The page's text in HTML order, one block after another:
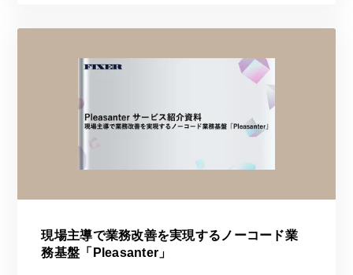
現場主導で業務改善を実現するノーコード業
務基盤「Pleasanter」​​